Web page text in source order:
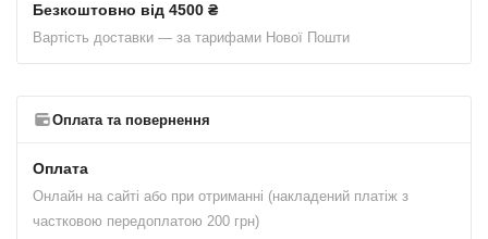
Безкоштовно від 4500 ₴
Вартість доставки — за тарифами Нової Пошти
Оплата та повернення
Оплата
Онлайн на сайті або при отриманні (накладений платіж з
частковою передоплатою 200 грн)